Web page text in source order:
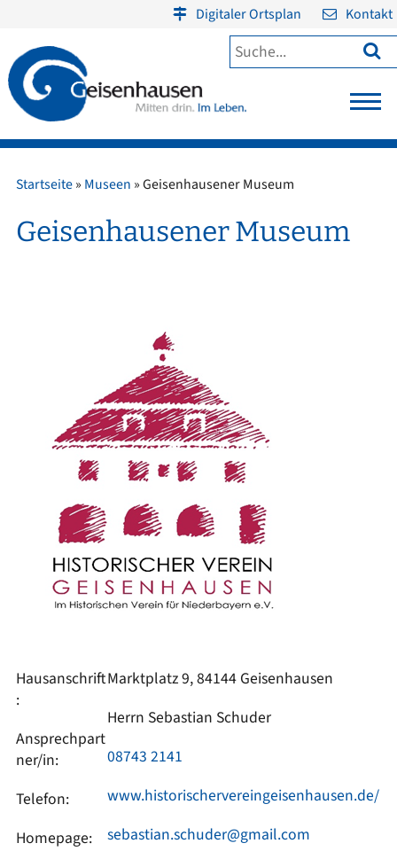
Digitaler Ortsplan Kontakt

Startseite» Museen »Geisenhausener Museum
Geisenhausener Museum
Hausanschrift
:
Ansprechpart
ner/in:
Telefon:
Homepage:
Marktplatz 9, 84144 Geisenhausen
Herrn Sebastian Schuder
08743 2141
www.historischervereingeisenhausen.de/
sebastian.schuder@gmail.com